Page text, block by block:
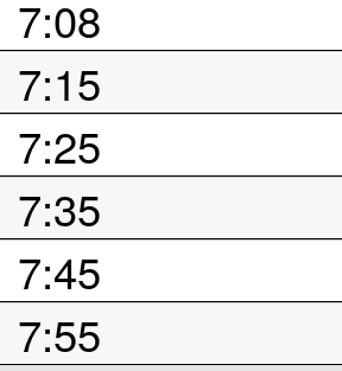
7:08
7:15
7:25
7:35
7:45
7:55